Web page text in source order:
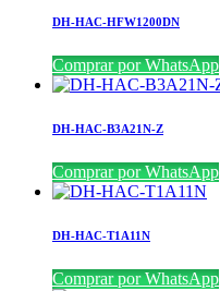
DH-HAC-HFW1200DN
Comprar por WhatsApp
DH-HAC-B3A21N-Z
Comprar por WhatsApp
DH-HAC-T1A11N
Comprar por WhatsApp